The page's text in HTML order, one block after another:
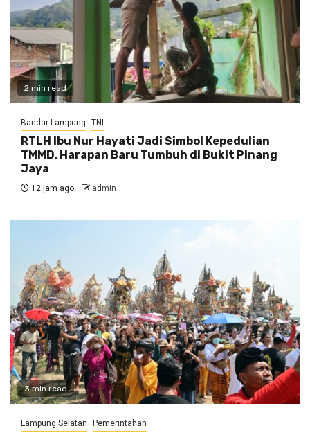
2 min read
Bandar Lampung TNI
RTLH Ibu Nur Hayati Jadi Simbol Kepedulian
TMMD, Harapan Baru Tumbuh di Bukit Pinang
Jaya
12 jam ago admin
3 min read
Lampung Selatan Pemerintahan